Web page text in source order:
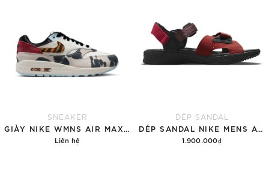
SNEAKER
Liên hệ
DÉP SANDAL
1.900.000₫